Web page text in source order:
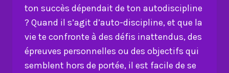
ton succès dépendait de ton autodiscipline
? Quand il s’agit d’auto-discipline, et que la
vie te confronte à des défis inattendus, des
épreuves personnelles ou des objectifs qui
semblent hors de portée, il est facile de se